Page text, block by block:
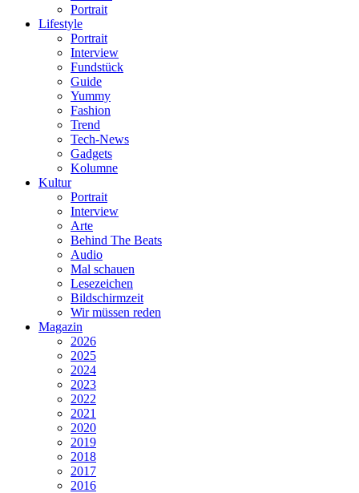
Portrait
Lifestyle
Portrait
Interview
Fundstück
Guide
Yummy
Fashion
Trend
Tech-News
Gadgets
Kolumne
Kultur
Portrait
Interview
Arte
Behind The Beats
Audio
Mal schauen
Lesezeichen
Bildschirmzeit
Wir müssen reden
Magazin
2026
2025
2024
2023
2022
2021
2020
2019
2018
2017
2016